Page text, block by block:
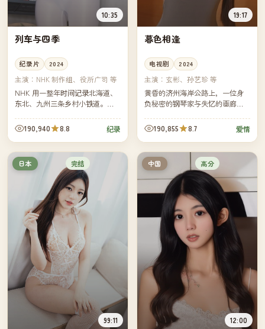
10:35
列车与四季
纪录片 2024
主演： NHK 制作组、役所广司 等
NHK 用一整年时间记录北海道、
东北、九州三条乡村小铁道。摄
红叶与雪，记录铁道员、便当
店、车站旁老人的日常。
190,940 8.8 纪录
19:17
暮色相逢
电视剧 2024
主演：玄彬、孙艺珍 等
黄昏的济州海岸公路上，一位身
负秘密的钢琴家与失忆的画廊策
忆拼凑出一段早已被各自遗忘的
承诺。慢节奏、画面唯美，雨夜
与海...
190,855 8.7 爱情
日本 完结
99:11
中国 高分
12:00